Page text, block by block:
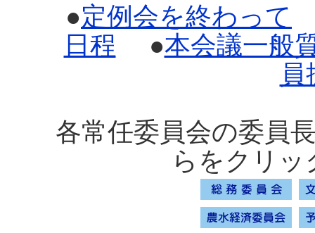
●定例会を終わって
日程 ●本会議一般
各常任委員会の委員
らをクリ